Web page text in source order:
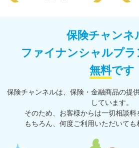
保険チャンネ
ファイナンシャルプラ
無料です
保険チャンネルは、保険・⾦融商品の提
しています。
そのため、お客様からは一切相談料
もちろん、何度ご利⽤いただいても